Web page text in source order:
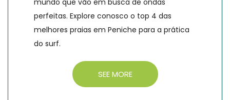
mundo que vão em busca de ondas
perfeitas. Explore conosco o top 4 das
melhores praias em Peniche para a prática
do surf.
SEE MORE